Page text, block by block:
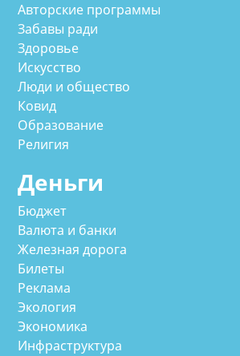
Авторские программы
Забавы ради
Здоровье
Искусство
Люди и общество
Ковид
Образование
Религия
Деньги
Бюджет
Валюта и банки
Железная дорога
Билеты
Реклама
Экология
Экономика
Инфраструктура